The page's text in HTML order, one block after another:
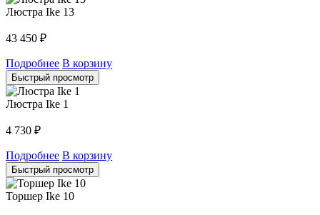
Люстра Ike 13
43 450 ₽
Подробнее В корзину
Быстрый просмотр
Люстра Ike 1
4 730 ₽
Подробнее В корзину
Быстрый просмотр
Торшер Ike 10